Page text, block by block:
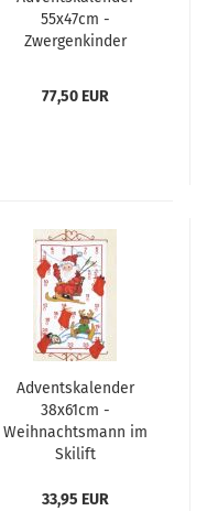
55x47cm -
Zwergenkinder
77,50 EUR
Adventskalender
38x61cm -
Weihnachtsmann im
Skilift
33,95 EUR